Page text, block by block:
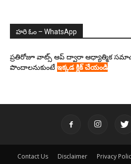
హరి ఓం – WhatsApp
ప్రతిరోజూ వాట్స్ ఆప్ ద్వారా ఆధ్యాత్మిక
పొందాలనుకుంటే ఇక్కడ క్లిక్ చేయండి
Contact Us Disclaimer Privacy